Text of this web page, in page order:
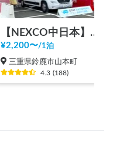
【NEXCO中日本】新名神 鈴鹿PA（上り）RVステーション鈴鹿※電源付き！
¥2,200〜/1泊
三重県鈴鹿市山本町
4.3 (188)